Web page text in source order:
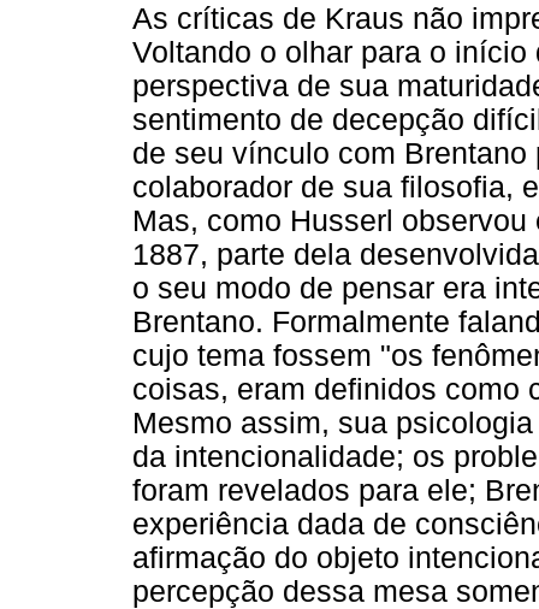
As críticas de Kraus não
Voltando o olhar para o
perspectiva de sua
sentimento de decepção
de seu vínculo com
colaborador de sua filosofia,
Mas, como Husserl
1887, parte dela
o seu modo de pensar era
Brentano. Formalmente
cujo tema fossem "os
coisas, eram definidos como
Mesmo assim, sua
da intencionalidade; os
foram revelados para ele;
experiência dada de
afirmação do objeto
percepção dessa mesa